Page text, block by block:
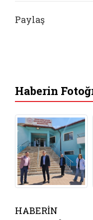
Paylaş
Haberin
HABERİN